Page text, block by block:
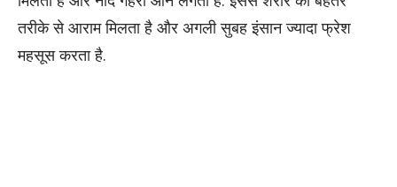
तरीके से आराम मिलता है और अगली सुबह इंसान ज्यादा फ्रेश
महसूस करता है.